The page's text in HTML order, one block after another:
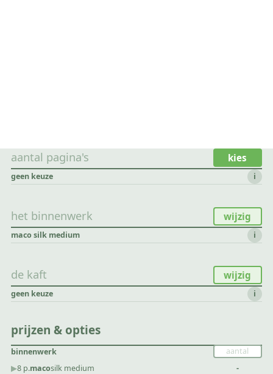
aantal pagina's kies
geen keuze i
het binnenwerk wijzig
maco silk medium i
de kaft wijzig
geen keuze i
prijzen & opties
binnenwerk
▶︎8 p.macosilk medium -